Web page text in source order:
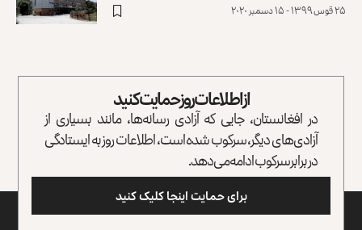
۲۵ قوس ۱۳۹۹ - ۱۵ دسمبر ۲۰۲۰
از اطلاعات روز حمایت کنید
در افغانستان، جایی که آزادی رسانه‌ها، مانند بسیاری از
آزادی‌های دیگر، سرکوب شده است، اطلاعات روز به ایستادگی
در برابر سرکوب ادامه می‌دهد.
برای حمایت اینجا کلیک کنید